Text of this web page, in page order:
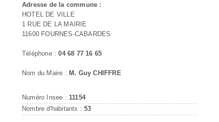
Adresse de la commune :
HOTEL DE VILLE
1 RUE DE LA MAIRIE
11600 FOURNES-CABARDES
Téléphone :04 68 77 16 65
Nom du Maire : M. Guy CHIFFRE
Numéro Insee : 11154
Nombre d'habitants :53